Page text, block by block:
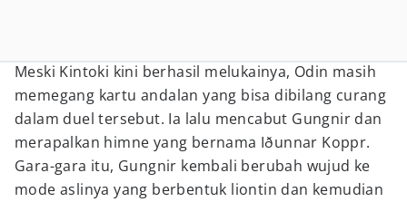
Meski Kintoki kini berhasil melukainya, Odin masih
memegang kartu andalan yang bisa dibilang curang
dalam duel tersebut. Ia lalu mencabut Gungnir dan
merapalkan himne yang bernama Iðunnar Koppr.
Gara-gara itu, Gungnir kembali berubah wujud ke
mode aslinya yang berbentuk liontin dan kemudian